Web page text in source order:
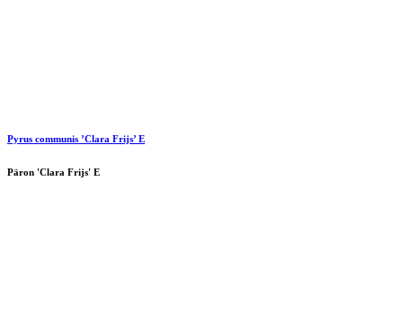
Pyrus communis ’Clara Frijs’ E
Päron 'Clara Frijs' E